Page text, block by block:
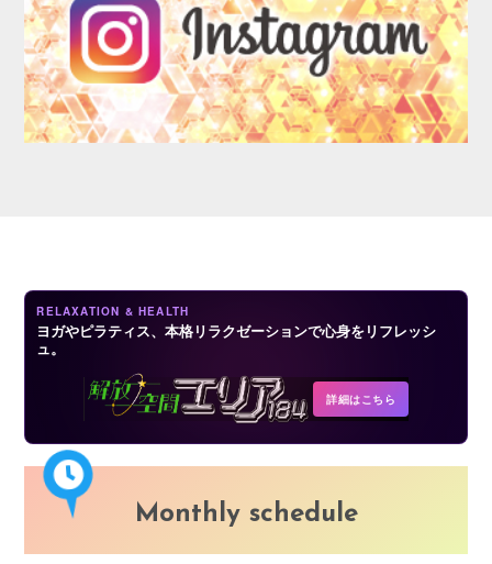
RELAXATION & HEALTH
ヨガやピラティス、本格リラクゼーションで心身をリフレッシ
ュ。
詳細はこちら
Monthly schedule